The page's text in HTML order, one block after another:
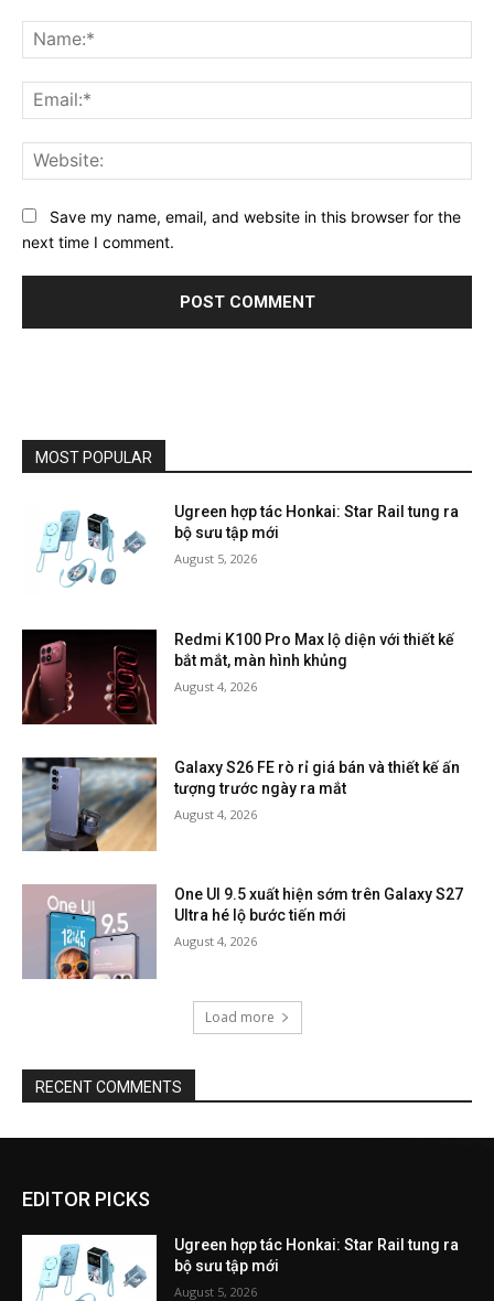
Save my name, email, and website in this browser for the
next time I comment.
MOST POPULAR
Ugreen hợp tác Honkai: Star Rail tung ra
bộ sưu tập mới
August 5, 2026
Redmi K100 Pro Max lộ diện với thiết kế
bắt mắt, màn hình khủng
August 4, 2026
Galaxy S26 FE rò rỉ giá bán và thiết kế ấn
tượng trước ngày ra mắt
August 4, 2026
One UI 9.5 xuất hiện sớm trên Galaxy S27
Ultra hé lộ bước tiến mới
August 4, 2026
Load more
RECENT COMMENTS
EDITOR PICKS
Ugreen hợp tác Honkai: Star Rail tung ra
bộ sưu tập mới
August 5, 2026